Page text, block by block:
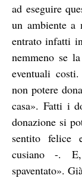
ad eseguire
un ambiente
entrato infatti
nemmeno se
eventuali
non potere
casa». Fatti i
donazione si
sentito felice
cusiano -.
spaventato».